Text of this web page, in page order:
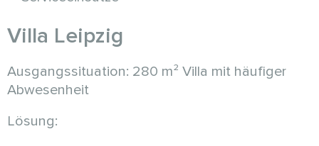
Villa Leipzig
Ausgangssituation: 280 m² Villa mit häufiger
Abwesenheit
Lösung: